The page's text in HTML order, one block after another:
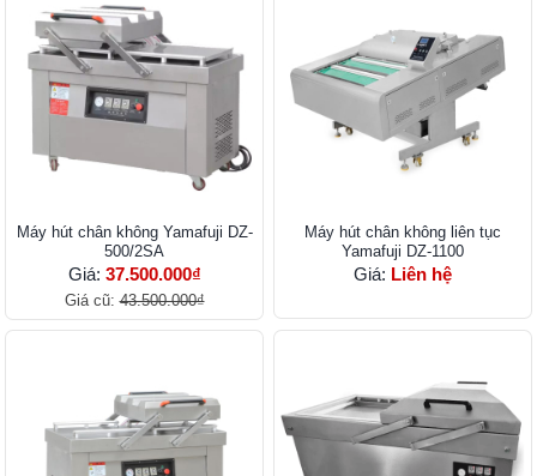
Máy hút chân không Yamafuji DZ-
500/2SA
Giá: 37.500.000₫
Giá cũ:43.500.000₫
Máy hút chân không liên tục
Yamafuji DZ-1100
Giá: Liên hệ